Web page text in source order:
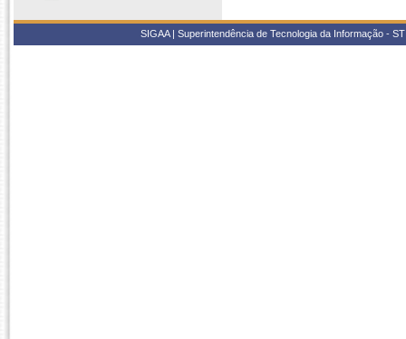
SIGAA | Superintendência de Tecnologia da Informação -